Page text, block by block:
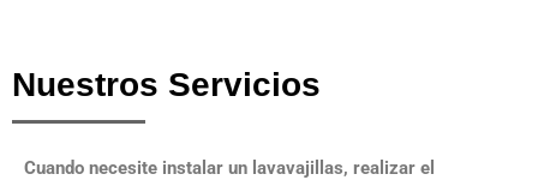
Nuestros Servicios
Cuando necesite instalar un lavavajillas, realizar el